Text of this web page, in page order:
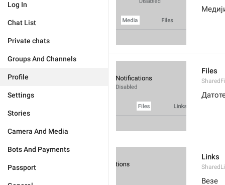
Log In
Chat List
Private chats
Groups And Channels
Profile
Settings
Stories
Camera And Media
Bots And Payments
Passport
Files
Links
Везе